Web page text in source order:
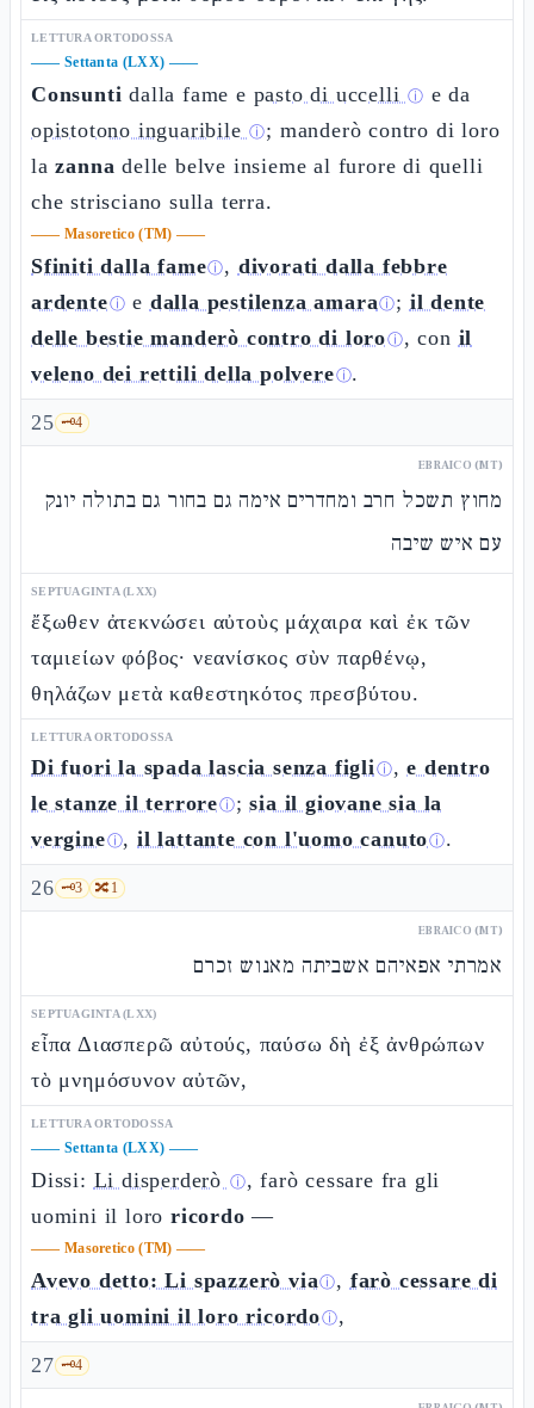
LETTURA ORTODOSSA
—— Settanta (LXX) ——
Consunti dalla fame e pasto di uccelli ⓘ e da
opistotono inguaribile ⓘ; manderò contro di loro
lazanna delle belve insieme al furore di quelli
che strisciano sulla terra.
—— Masoretico (TM) ——
Sfiniti dalla fameⓘ, divorati dalla febbre
ardenteⓘ e dalla pestilenza amaraⓘ; il dente
delle bestie manderò contro di loroⓘ, con il
veleno dei rettili della polvereⓘ.
25 🗝️4
EBRAICO (MT)
מחוץ תשכל חרב ומחדרים אימה גם בחור גם בתולה יונק
עם איש שיבה
SEPTUAGINTA (LXX)
ἔξωθεν ἀτεκνώσει αὐτοὺς μάχαιρα καὶ ἐκ τῶν
ταμιείων φόβος· νεανίσκος σὺν παρθένῳ,
θηλάζων μετὰ καθεστηκότος πρεσβύτου.
LETTURA ORTODOSSA
Di fuori la spada lascia senza figliⓘ,e dentro
le stanze il terroreⓘ;sia il giovane sia la
vergineⓘ,il lattante con l'uomo canutoⓘ.
26 🗝️3 🔀1
EBRAICO (MT)
אמרתי אפאיהם אשביתה מאנוש זכרם
SEPTUAGINTA (LXX)
εἶπα Διασπερῶ αὐτούς, παύσω δὴ ἐξ ἀνθρώπων
τὸ μνημόσυνον αὐτῶν,
LETTURA ORTODOSSA
—— Settanta (LXX) ——
Dissi: Li disperderò ⓘ, farò cessare fra gli
uomini il lororicordo —
—— Masoretico (TM) ——
Avevo detto: Li spazzerò viaⓘ, farò cessare di
tra gli uomini il loro ricordoⓘ,
27 🗝️4